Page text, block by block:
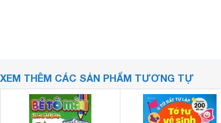
XEM THÊM CÁC SẢN PHẨM TƯƠNG TỰ